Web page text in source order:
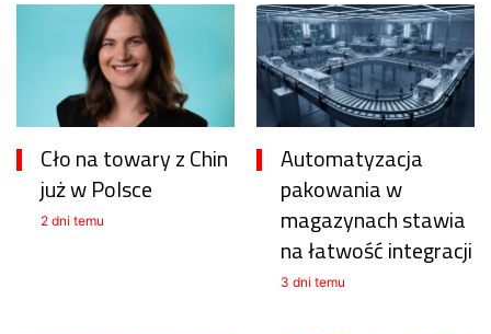
Cło na towary z Chin
już w Polsce
2 dni temu
Automatyzacja
pakowania w
magazynach stawia
na łatwość integracji
3 dni temu